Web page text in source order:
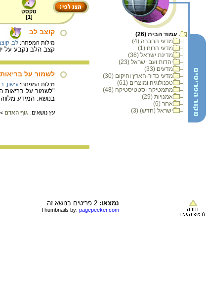
עמוד הבית (26)
מדעי החברה (4)
מדעי הרוח (1)
מדינת ישראל (36)
יהדות ועם ישראל (23)
מדעים (33)
מדעי כדור-הארץ והיקום (30)
טכנולוגיה ומוצרים (61)
מתמטיקה וסטטיסטיקה (48)
אמנויות (29)
אחר (6)
ישראל (חדש) (3)
טקסט
[
1
]
קוצב לב
מילות המפתח: לב
קצב הלב נקבע על
לשמור על
מילות המפתח: עישון
"לשמור על בריאות
בנושא. המידע
עץ נושאים: גוף האדם >
נמצאו:
Thumbnails by: pagepeeker.com